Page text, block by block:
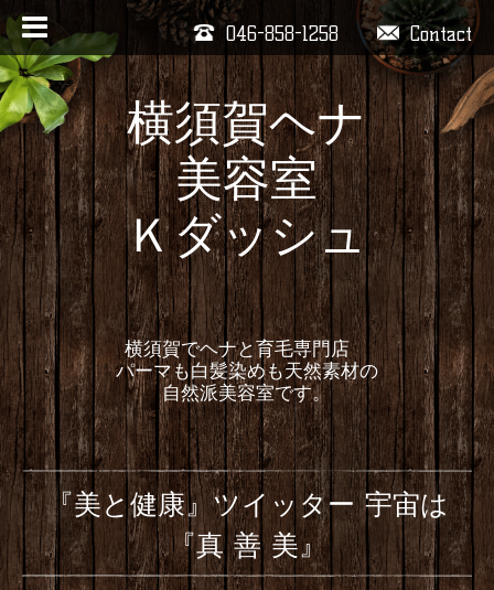
Contact
046-858-1258
横須賀ヘナ
美容室
Ｋダッシュ
横須賀でヘナと育毛専門店
パーマも白髪染めも天然素材の
自然派美容室です。
『美と健康』ツイッター 宇宙は
『真 善 美』